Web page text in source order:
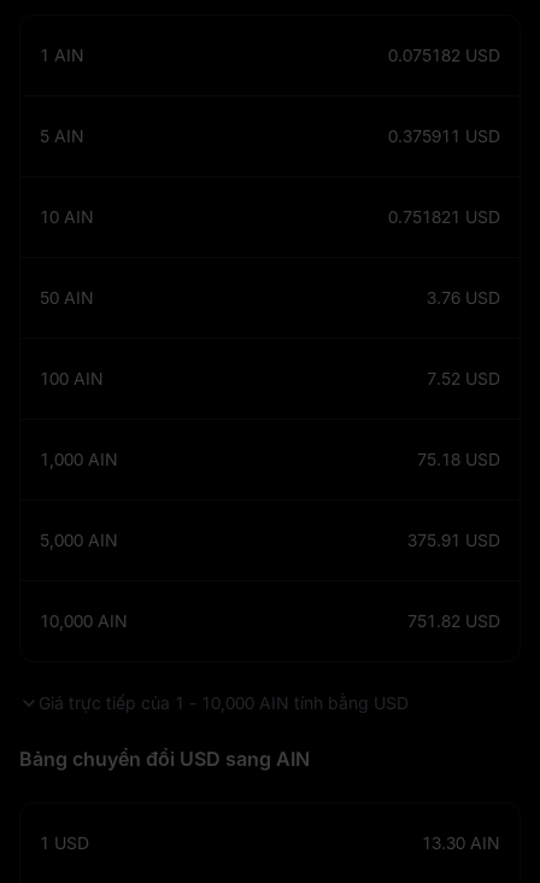
Bảng chuyển đổi USD sang AIN
1 AIN 0.075182 USD
5 AIN 0.375911 USD
10 AIN 0.751821 USD
50 AIN 3.76 USD
100 AIN 7.52 USD
1,000 AIN 75.18 USD
5,000 AIN 375.91 USD
10,000 AIN 751.82 USD
1 USD 13.30 AIN
Giá trực tiếp của 1 - 10,000 AIN tính bằng USD